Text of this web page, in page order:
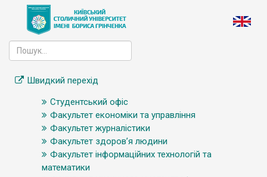
Швидкий перехід
Студентський офіс
Факультет економіки та управління
Факультет журналістики
Факультет здоров’я людини
Факультет інформаційних технологій та
математики